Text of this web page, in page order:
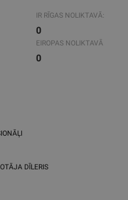
IR RĪGAS NOLIKTAVĀ:
0
EIROPAS NOLIKTAVĀ
0
DĪLERIS